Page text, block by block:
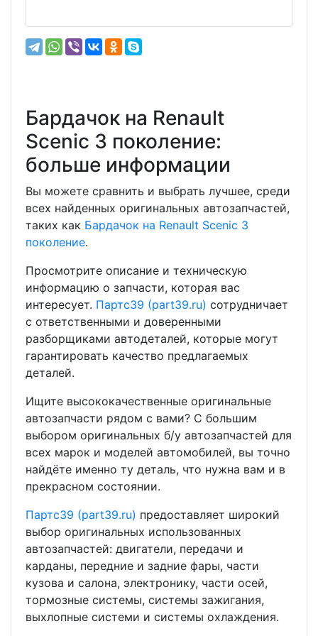
Бардачок на Renault
Scenic 3 поколение:
больше информации
Вы можете сравнить и выбрать лучшее, среди
всех найденных оригинальных автозапчастей,
таких как Бардачок на Renault Scenic 3
поколение.
Просмотрите описание и техническую
информацию о запчасти, которая вас
интересует. Партс39 (part39.ru) сотрудничает
с ответственными и доверенными
разборщиками автодеталей, которые могут
гарантировать качество предлагаемых
деталей.
Ищите высококачественные оригинальные
автозапчасти рядом с вами? С большим
выбором оригинальных б/у автозапчастей для
всех марок и моделей автомобилей, вы точно
найдёте именно ту деталь, что нужна вам и в
прекрасном состоянии.
Партс39 (part39.ru) предоставляет широкий
выбор оригинальных использованных
автозапчастей: двигатели, передачи и
карданы, передние и задние фары, части
кузова и салона, электронику, части осей,
тормозные системы, системы зажигания,
выхлопные системи и системы охлаждения.